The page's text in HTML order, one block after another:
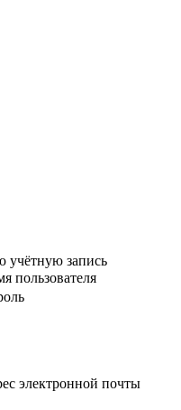
учётную запись
пользователя
электронной почты